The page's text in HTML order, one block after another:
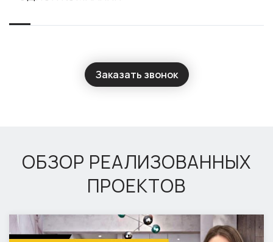
Заказать звонок
ОБЗОР РЕАЛИЗОВАННЫХ
ПРОЕКТОВ